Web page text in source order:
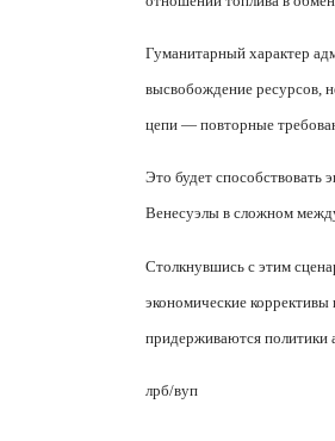
Гуманитарный характер
высвобождение ресурсов,
цепи — повторные
Это будет способствовать
Венесуэлы в сложном
Столкнувшись с этим
экономические
придерживаются политики
лрб/вуп